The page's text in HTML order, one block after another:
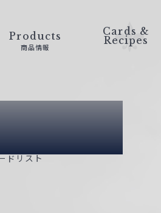
Products
商品情報
Cards &
Recipes
List
ドリスト